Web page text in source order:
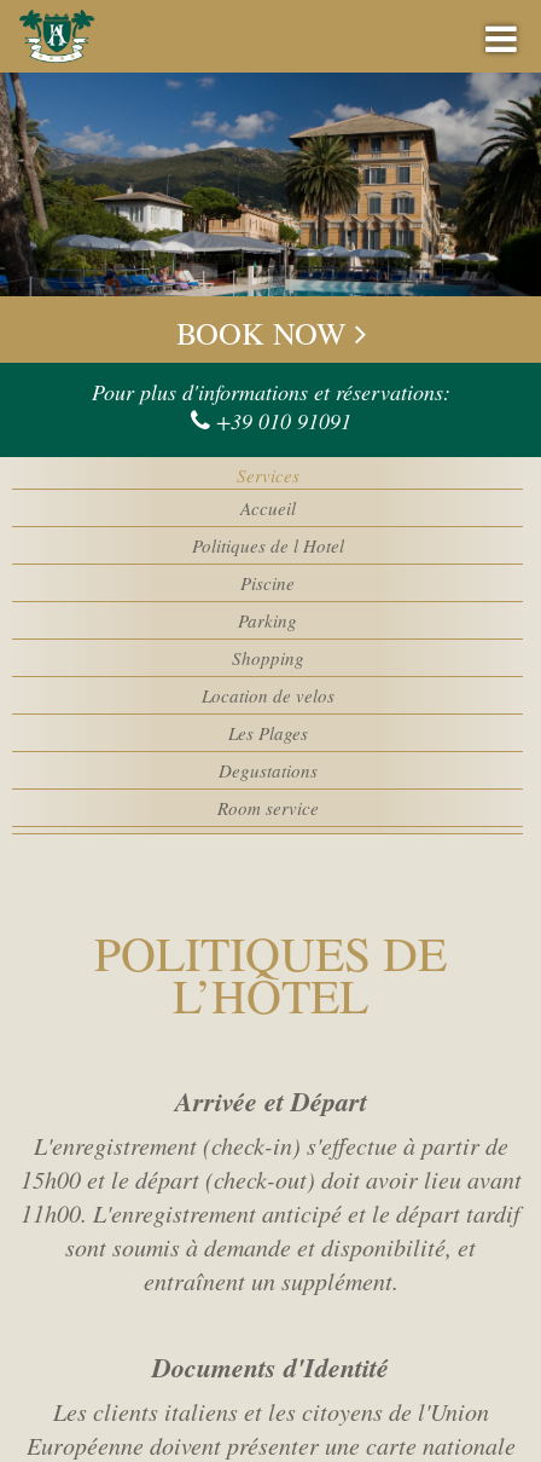
RÉSERVATION
MEILLEUR PRIX GARANTI
OFFRES
BAR
ÉVÉNEMENT
SPA
MEETINGS
SERVICES
POLITIQUES DE L’HÔTEL
WEBCAM
BOOK NOW
Check-in
Check-out
Chambres
Adultes
Enfants
Promo code
Pour plus d'informations et réservations:
+39 010 91091
Services
Accueil
Politiques de l Hotel
Piscine
Parking
Shopping
Location de velos
Les Plages
Degustations
Room service
POLITIQUES DE
L’HÔTEL
Arrivée et Départ
L'enregistrement (check-in) s'effectue à partir de
15h00 et le départ (check-out) doit avoir lieu avant
11h00. L'enregistrement anticipé et le départ tardif
sont soumis à demande et disponibilité, et
entraînent un supplément.
Documents d'Identité
Les clients italiens et les citoyens de l'Union
Européenne doivent présenter une carte nationale